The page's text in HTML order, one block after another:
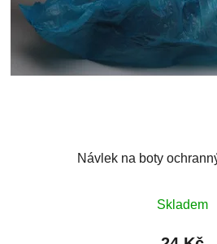
Návlek na boty
Skladem